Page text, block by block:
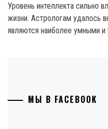
Уровень интеллекта сильно
жизни. Астрологам удалось
являются наиболее умными
МЫ В FACEBOOK